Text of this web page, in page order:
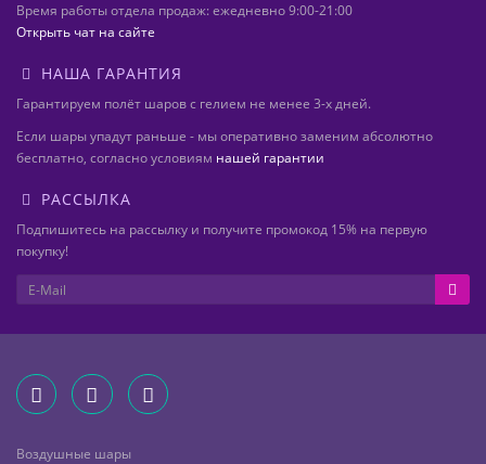
Время работы отдела продаж: ежедневно 9:00-21:00
Открыть чат на сайте
НАША ГАРАНТИЯ
Гарантируем полёт шаров с гелием не менее 3-х дней.
Если шары упадут раньше - мы оперативно заменим абсолютно
бесплатно, согласно условиям нашей гарантии
РАССЫЛКА
Подпишитесь на рассылку и получите промокод 15% на первую
покупку!
Воздушные шары